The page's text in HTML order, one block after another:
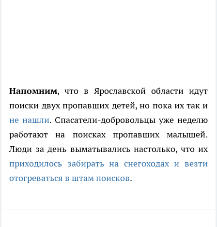
Напомним, что в Ярославской области идут
поиски двух пропавших детей, но пока их так и
не нашли. Спасатели-добровольцы уже неделю
работают на поисках пропавших малышей.
Люди за день выматывались настолько, что их
приходилось забирать на снегоходах и везти
отогреваться в штам поисков.